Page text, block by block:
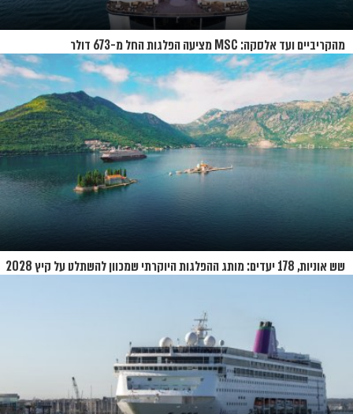
מהקריביים ועד אלסקה: MSC מציעה הפלגות החל מ-673 דולר
שש אוניות, 178 יעדים: מותג ההפלגות היוקרתי שמכוון להשתלט על קיץ 2028